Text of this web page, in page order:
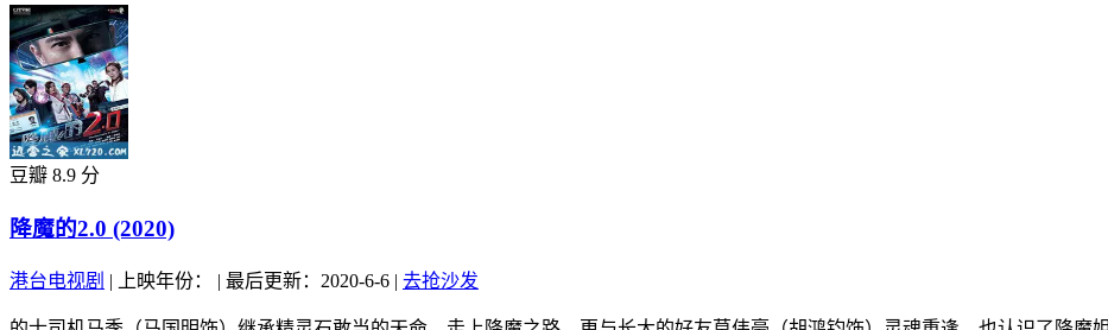
豆瓣 8.9 分
降魔的2.0 (2020)
港台电视剧 | 上映年份： | 最后更新：2020-6-6 | 去抢沙发